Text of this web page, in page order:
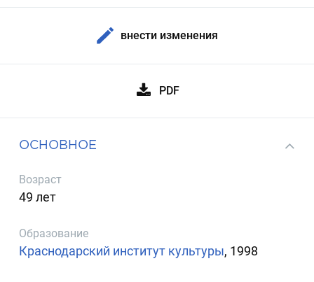
внести изменения
PDF
ОСНОВНОЕ
Возраст
49 лет
Образование
Краснодарский институт культуры, 1998